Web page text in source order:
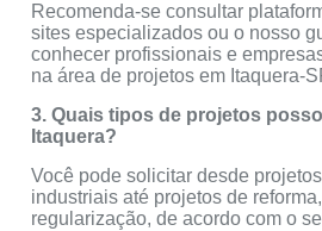
Recomenda-se consultar
sites especializados ou o nosso
conhecer profissionais e
na área de projetos em Itaquera-
3. Quais tipos de projetos
Itaquera?
Você pode solicitar desde
industriais até projetos de
regularização, de acordo com o